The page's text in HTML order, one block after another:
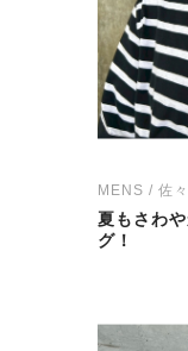
MENS / 佐
夏もさわ
グ！